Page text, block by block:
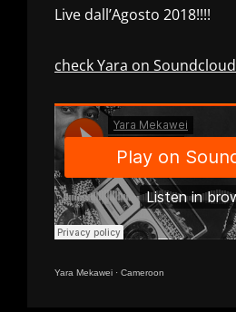
Live dall’Agosto 2018!!!!
check Yara on Soundcloud
Yara Mekawei · Cameroon